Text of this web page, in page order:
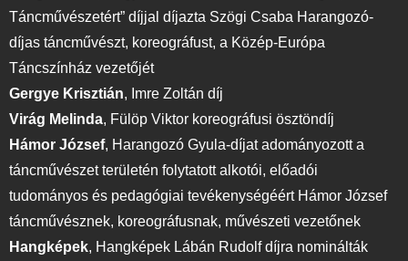
Táncművészetért” díjjal díjazta Szögi Csaba Harangozó-
díjas táncművészt, koreográfust, a Közép-Európa
Táncszínház vezetőjét
Gergye Krisztián, Imre Zoltán díj
Virág Melinda, Fülöp Viktor koreográfusi ösztöndíj
Hámor József, Harangozó Gyula-díjat adományozott a
táncművészet területén folytatott alkotói, előadói
tudományos és pedagógiai tevékenységéért Hámor József
táncművésznek, koreográfusnak, művészeti vezetőnek
Hangképek, Hangképek Lábán Rudolf díjra nominálták